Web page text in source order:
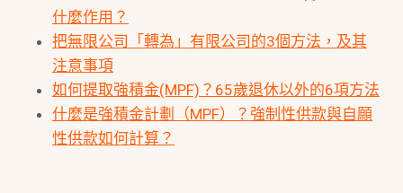
什麼作用？
把無限公司「轉為」有限公司的3個方法，及其
注意事項
如何提取強積金(MPF)？65歲退休以外的6項方法
什麼是強積金計劃（MPF）？強制性供款與自願
性供款如何計算？